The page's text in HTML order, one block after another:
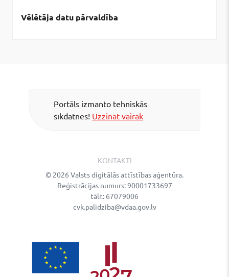
Vēlētāja datu pārvaldība
Portāls izmanto tehniskās
sīkdatnes! Uzzināt vairāk
KONTAKTI
© 2026 Valsts digitālās attīstības aģentūra.
Reģistrācijas numurs: 90001733697
tālr.: 67079006
cvk.palidziba@vdaa.gov.lv